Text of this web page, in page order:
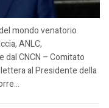
mondo venatorio
ANLC,
dal CNCN – Comitato
al Presidente della